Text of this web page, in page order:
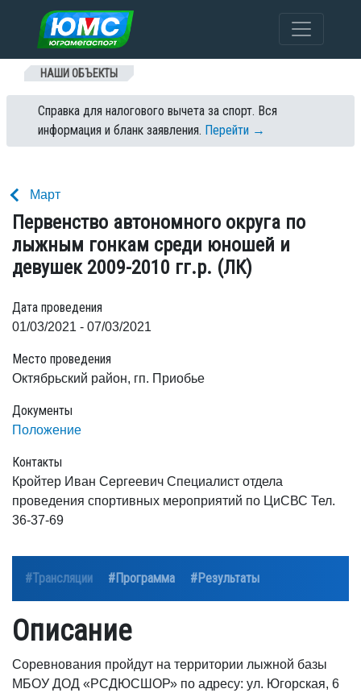
Перейти к содержанию
НАШИ ОБЪЕКТЫ
Справка для налогового вычета за спорт. Вся
информация и бланк заявления. Перейти →
Март
Первенство автономного округа по
лыжным гонкам среди юношей и
девушек 2009-2010 гг.р. (ЛК)
Дата проведения
01/03/2021 - 07/03/2021
Место проведения
Октябрьский район, гп. Приобье
Документы
Положение
Контакты
Кройтер Иван Сергеевич Специалист отдела
проведения спортивных мероприятий по ЦиСВС Тел.
36-37-69
#Трансляции #Программа #Результаты
Описание
Соревнования пройдут на территории лыжной базы
МБОУ ДОД «РСДЮСШОР» по адресу: ул. Югорская, 6